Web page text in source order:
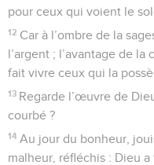
pour ceux qui voient le
12 Car à l’ombre de la
l’argent ; l’avantage de la
fait vivre ceux qui la
13 Regarde l’œuvre de
courbé ?
14 Au jour du bonheur,
malheur, réfléchis : Dieu